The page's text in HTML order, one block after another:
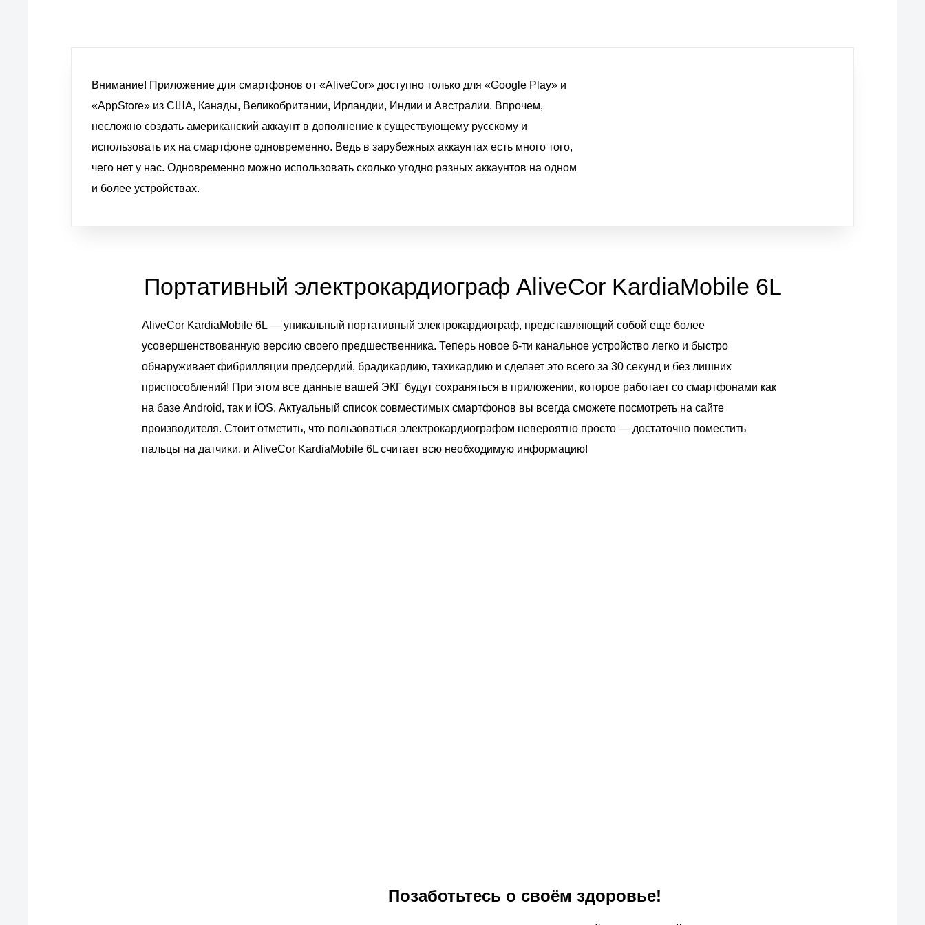
Внимание! Приложение для смартфонов от «AliveCor» доступно только для «Google Play» и
«AppStore» из США, Канады, Великобритании, Ирландии, Индии и Австралии. Впрочем,
несложно создать американский аккаунт в дополнение к существующему русскому и
использовать их на смартфоне одновременно. Ведь в зарубежных аккаунтах есть много того,
чего нет у нас. Одновременно можно использовать сколько угодно разных аккаунтов на одном
и более устройствах.
Портативный электрокардиограф AliveCor KardiaMobile 6L
AliveCor KardiaMobile 6L — уникальный портативный электрокардиограф, представляющий собой еще более
усовершенствованную версию своего предшественника. Теперь новое 6-ти канальное устройство легко и быстро
обнаруживает фибрилляции предсердий, брадикардию, тахикардию и сделает это всего за 30 секунд и без лишних
приспособлений! При этом все данные вашей ЭКГ будут сохраняться в приложении, которое работает со смартфонами как
на базе Android, так и iOS. Актуальный список совместимых смартфонов вы всегда сможете посмотреть на сайте
производителя. Стоит отметить, что пользоваться электрокардиографом невероятно просто — достаточно поместить
пальцы на датчики, и AliveCor KardiaMobile 6L считает всю необходимую информацию!
Позаботьтесь о своём здоровье!